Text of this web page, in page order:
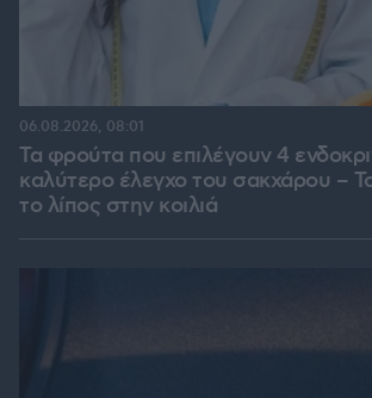
Τα φρούτα που επιλέγουν 4
καλύτερο έλεγχο του σακχάρου –
το λίπος στην κοιλιά
06.08.2026, 08:01